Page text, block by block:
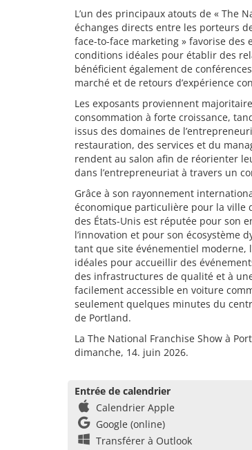
L’un des principaux atouts de « The
échanges directs entre les porteurs
face-to-face marketing » favorise
conditions idéales pour établir des
bénéficient également de
marché et de retours d’expérience
Les exposants proviennent
consommation à forte croissance,
issus des domaines de
restauration, des services et du
rendent au salon afin de réorienter
dans l’entrepreneuriat à travers un
Grâce à son rayonnement
économique particulière pour la ville
des États-Unis est réputée pour son
l’innovation et pour son écosystème
tant que site événementiel moderne,
idéales pour accueillir des
des infrastructures de qualité et à
facilement accessible en voiture
seulement quelques minutes du
de Portland.
La The National Franchise Show à
dimanche, 14. juin 2026.
Entrée de calendrier
Calendrier Apple
Google (online)
Transférer à Outlook